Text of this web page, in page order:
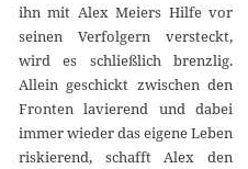
ihn mit Alex Meiers Hilfe vor
seinen Verfolgern versteckt,
wird es schließlich brenzlig.
Allein geschickt zwischen den
Fronten lavierend und dabei
immer wieder das eigene Leben
riskierend, schafft Alex den